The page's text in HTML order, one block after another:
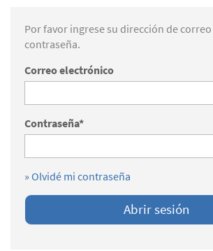
Por favor ingrese su dirección de
contraseña.
Correo electrónico
Contraseña*
» Olvidé mi contraseña